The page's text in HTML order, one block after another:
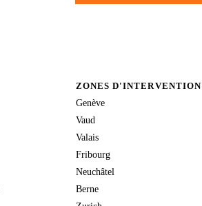
ZONES D'INTERVENTION
Genève
Vaud
Valais
Fribourg
Neuchâtel
Berne